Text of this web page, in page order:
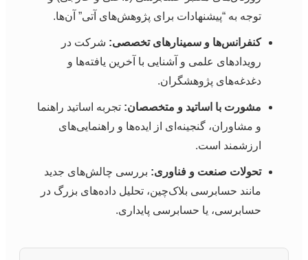
توجه به “پیشنهادات برای پژوهش‌های آتی” آن‌ها.
کنفرانس‌ها و سمینارهای تخصصی: شرکت در
رویدادهای علمی و آشنایی با آخرین یافته‌ها و
دغدغه‌های پژوهشگران.
مشورت با اساتید و متخصصان: تجربه اساتید راهنما
و مشاوران، گنجینه‌ای از ایده‌ها و راهنمایی‌های
ارزشمند است.
تحولات صنعت و فناوری: بررسی چالش‌های جدید
مانند حسابرسی بلاک‌چین، تحلیل داده‌های بزرگ در
حسابرسی، یا حسابرسی پایداری.